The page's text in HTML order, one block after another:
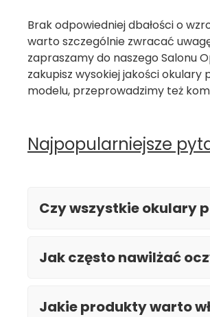
Brak odpowiedniej dbałości o
warto szczególnie zwracać
zapraszamy do naszego Salonu
zakupisz wysokiej jakości
modelu, przeprowadzimy też
Najpopularniejsze
Czy wszystkie okulary
Jak często nawilżać
Jakie produkty warto